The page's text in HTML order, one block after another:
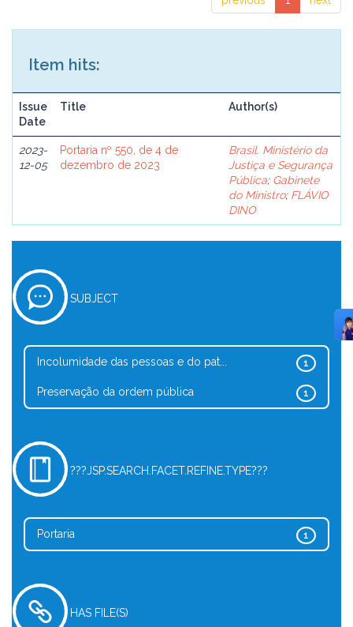
Item hits:
Issue
Date
Title Author(s)
2023-
12-05
Portaria nº 550, de 4 de
dezembro de 2023
Brasil. Ministério da
Justiça e Segurança
Pública; Gabinete
do Ministro; FLÁVIO
DINO
SUBJECT
1
Incolumidade das pessoas e do pat...
1
Preservação da ordem pública
???JSP.SEARCH.FACET.REFINE.TYPE???
1
Portaria
HAS FILE(S)